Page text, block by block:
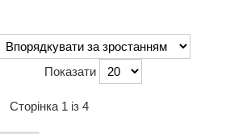
Показати
Сторінка 1 із 4